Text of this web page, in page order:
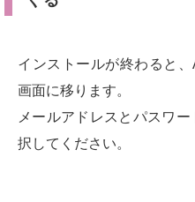
インストールが終わると
画面に移ります。
メールアドレスとパスワ
択してください。